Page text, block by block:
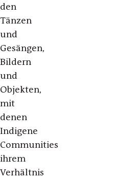
den
Tänzen
und
Gesängen,
Bildern
und
Objekten,
mit
denen
Indigene
Communities
ihrem
Verhältnis